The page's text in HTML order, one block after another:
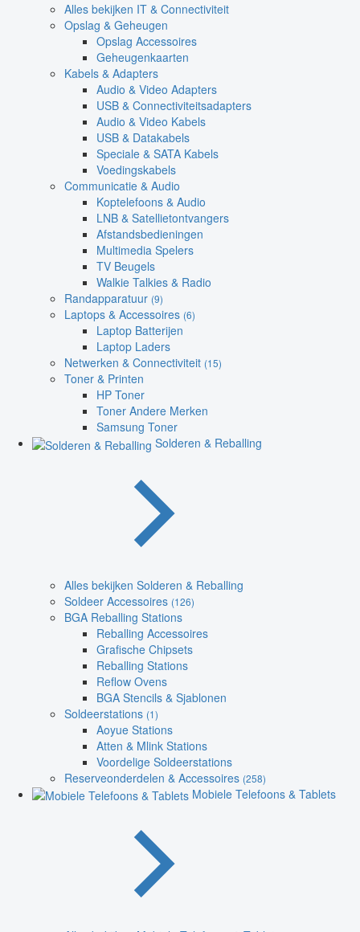
Alles bekijken IT & Connectiviteit
Opslag & Geheugen
Opslag Accessoires
Geheugenkaarten
Kabels & Adapters
Audio & Video Adapters
USB & Connectiviteitsadapters
Audio & Video Kabels
USB & Datakabels
Speciale & SATA Kabels
Voedingskabels
Communicatie & Audio
Koptelefoons & Audio
LNB & Satellietontvangers
Afstandsbedieningen
Multimedia Spelers
TV Beugels
Walkie Talkies & Radio
Randapparatuur (9)
Laptops & Accessoires (6)
Laptop Batterijen
Laptop Laders
Netwerken & Connectiviteit (15)
Toner & Printen
HP Toner
Toner Andere Merken
Samsung Toner
Solderen & Reballing
Alles bekijken Solderen & Reballing
Soldeer Accessoires (126)
BGA Reballing Stations
Reballing Accessoires
Grafische Chipsets
Reballing Stations
Reflow Ovens
BGA Stencils & Sjablonen
Soldeerstations (1)
Aoyue Stations
Atten & Mlink Stations
Voordelige Soldeerstations
Reserveonderdelen & Accessoires (258)
Mobiele Telefoons & Tablets